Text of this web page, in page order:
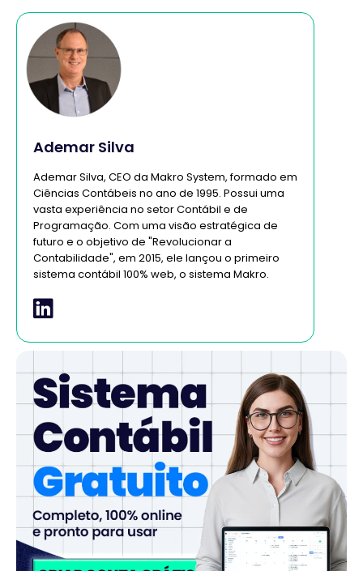
Ademar Silva
Ademar Silva, CEO da Makro System, formado em
Ciências Contábeis no ano de 1995. Possui uma
vasta experiência no setor Contábil e de
Programação. Com uma visão estratégica de
futuro e o objetivo de "Revolucionar a
Contabilidade", em 2015, ele lançou o primeiro
sistema contábil 100% web, o sistema Makro.